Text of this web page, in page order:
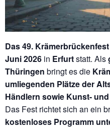
Das 49.
Juni 2026 in Erfurtstatt. Als
Thüringen bringt es die
umliegenden Plätze der
Händlern sowie Kunst-
Das Fest richtet sich an ein
kostenloses Programm